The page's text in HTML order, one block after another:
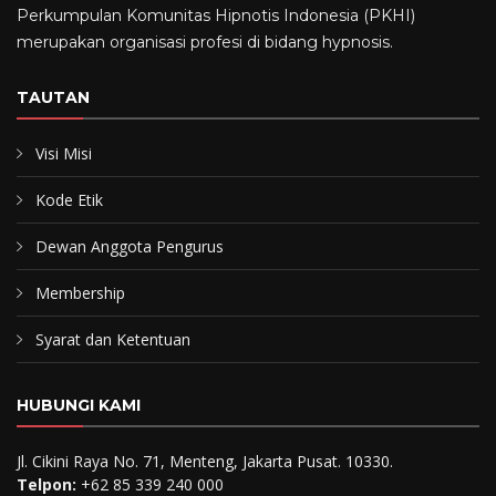
Perkumpulan Komunitas Hipnotis Indonesia (PKHI)
merupakan organisasi profesi di bidang hypnosis.
TAUTAN
Visi Misi
Kode Etik
Dewan Anggota Pengurus
Membership
Syarat dan Ketentuan
HUBUNGI KAMI
Jl. Cikini Raya No. 71, Menteng, Jakarta Pusat. 10330.
Telpon: +62 85 339 240 000